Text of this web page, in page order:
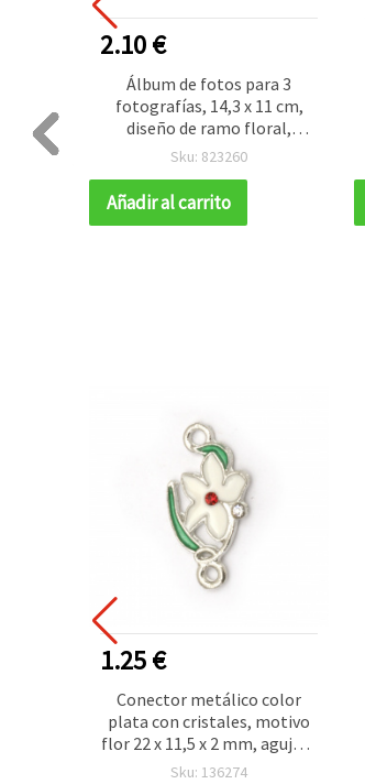
2.10 €
Álbum de fotos para 3
fotografías, 14,3 x 11 cm,
diseño de ramo floral,
scrapbooking
Sku: 823260
Añadir al carrito
1.25 €
Conector metálico color
plata con cristales, motivo
flor 22 x 11,5 x 2 mm, agujero
2 mm - 5 piezas
Sku: 136274